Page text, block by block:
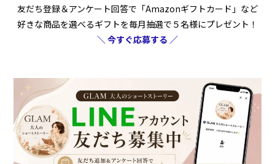
友だち登録＆アンケート回答で「Amazonギフトカード」など
好きな商品を選べるギフトを毎月抽選で５名様にプレゼント！
＼ 今すぐ応募する ／